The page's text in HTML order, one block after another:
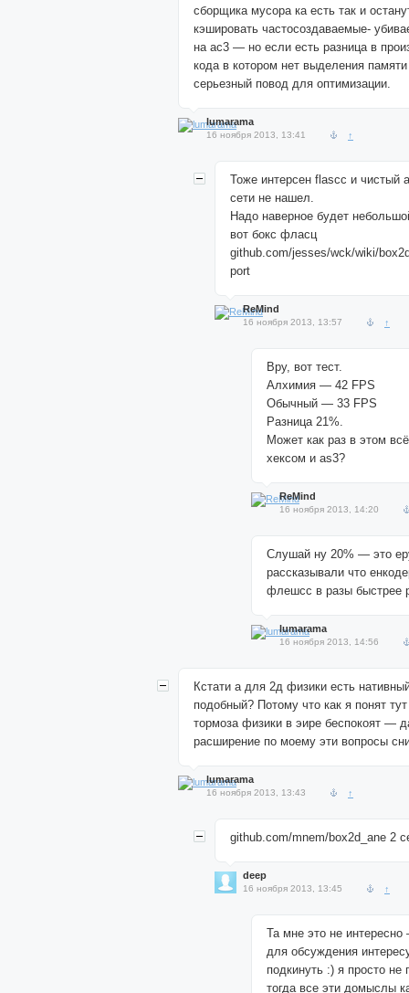
сборщика мусора ка есть так и
кэшировать частосоздаваемые-
на ас3 — но если есть разница в
кода в котором нет выделения
серьезный повод для оптимизации.
lumarama
16 ноября 2013, 13:41 ↑
Тоже интерсен flascc и чистый
сети не нашел.
Надо наверное будет
вот бокс фласц
github.com/jesses/wck/wiki/
port
ReMind
16 ноября 2013, 13:57 ↑
Вру, вот тест.
Алхимия — 42 FPS
Обычный — 33 FPS
Разница 21%.
Может как раз в этом
хексом и as3?
ReMind
16 ноября 2013, 14:20
Слушай ну 20% — это
рассказывали что
флешсс в разы быстрее
lumarama
16 ноября 2013, 14:56
Кстати а для 2д физики есть
подобный? Потому что как я понят
тормоза физики в эире беспокоят —
расширение по моему эти вопросы
lumarama
16 ноября 2013, 13:43 ↑
github.com/mnem/box2d_ane 2
deep
16 ноября 2013, 13:45 ↑
Та мне это не
для обсуждения
подкинуть :) я просто не
тогда все эти домыслы